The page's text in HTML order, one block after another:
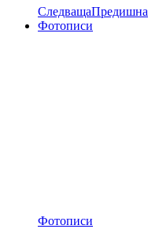
СледващаПредишна
Фотописи
Фотописи